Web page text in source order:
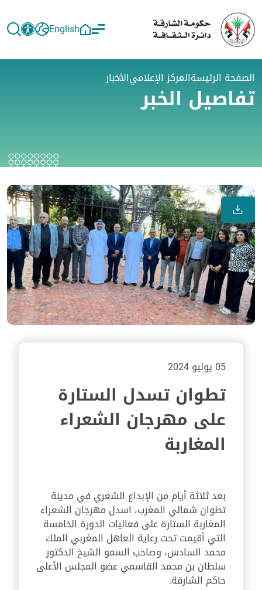
English
الصفحة الرئيسةالمركز الإعلاميالأخبار
تفاصيل الخبر
05 يوليو 2024
تطوان تسدل الستارة
على مهرجان الشعراء
المغاربة
بعد ثلاثة أيام من الإبداع الشعري في مدينة
تطوان شمالي المغرب، اسدل مهرجان الشعراء
المغاربة الستارة على فعاليات الدورة الخامسة
التي أقيمت تحت رعاية العاهل المغربي الملك
محمد السادس، وصاحب السمو الشيخ الدكتور
سلطان بن محمد القاسمي عضو المجلس الأعلى
حاكم الشارقة.